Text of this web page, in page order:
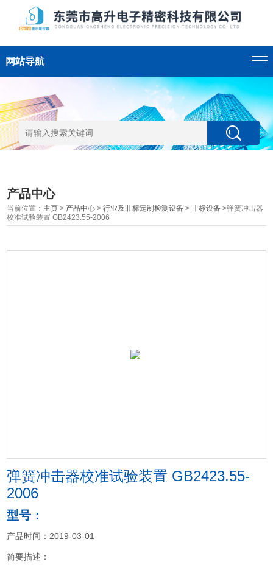
网站导航
产品中心
当前位置： 主页 > 产品中心 >行业及非标定制检测设备 >非标设备 >弹簧冲击器
校准试验装置 GB2423.55-2006
弹簧冲击器校准试验装置 GB2423.55-
2006
型号：
产品时间：2019-03-01
简要描述：